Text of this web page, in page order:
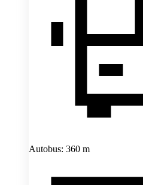
Autobus: 360 m